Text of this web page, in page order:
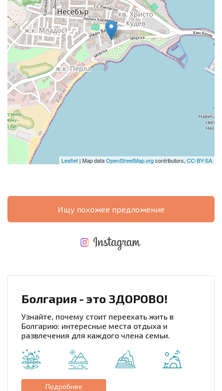
Leaflet | Map dataOpenStreetMap.orgcontributors, CC-BY-SA
Ищу похожее предложение
Болгария - это ЗДОРОВО!
Узнайте, почему стоит переехать жить в
Болгарию: интересные места отдыха и
развлечения для каждого члена семьи.
Подробнее